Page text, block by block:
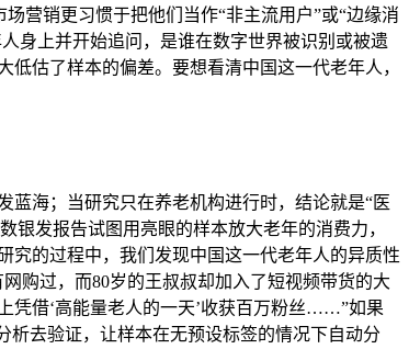
营销更习惯于把他们当作“非主流用户”或“边缘消
身上并开始追问，是谁在数字世界被识别或被遗
估了样本的偏差。要想看清中国这一代老年人，
海；当研究只在养老机构进行时，结论就是“医
银发报告试图用亮眼的样本放大老年的消费力，
究的过程中，我们发现中国这一代老年人的异质性
购过，而80岁的王叔叔却加入了短视频带货的大
凭借‘高能量老人的一天’收获百万粉丝……”如果
析去验证，让样本在无预设标签的情况下自动分